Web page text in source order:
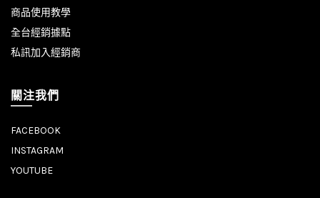
商品使用教學
全台經銷據點
私訊加入經銷商
關注我們
FACEBOOK
INSTAGRAM
YOUTUBE